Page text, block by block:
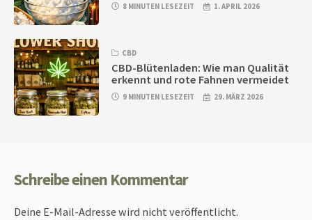
8 MINUTEN LESEZEIT 1. APRIL 2026
CBD
CBD-Blütenladen: Wie man Qualität
erkennt und rote Fahnen vermeidet
9 MINUTEN LESEZEIT 29. MÄRZ 2026
Schreibe einen Kommentar
Deine E-Mail-Adresse wird nicht veröffentlicht.